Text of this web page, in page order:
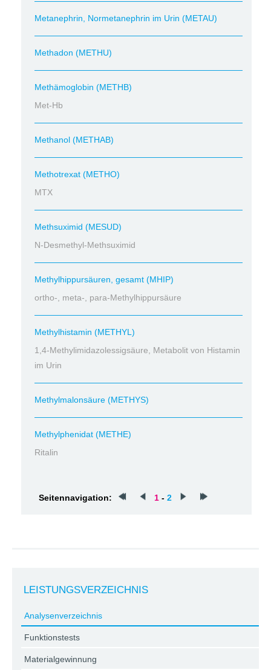
Metanephrin, Normetanephrin im Urin (METAU)
Methadon (METHU)
Methämoglobin (METHB)
Met-Hb
Methanol (METHAB)
Methotrexat (METHO)
MTX
Methsuximid (MESUD)
N-Desmethyl-Methsuximid
Methylhippursäuren, gesamt (MHIP)
ortho-, meta-, para-Methylhippursäure
Methylhistamin (METHYL)
1,4-Methylimidazolessigsäure, Metabolit von Histamin
im Urin
Methylmalonsäure (METHYS)
Methylphenidat (METHE)
Ritalin
Seitennavigation: 1 - 2
LEISTUNGSVERZEICHNIS
Analysenverzeichnis
Funktionstests
Materialgewinnung